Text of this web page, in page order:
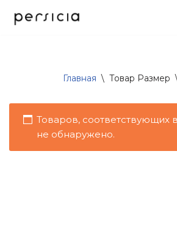
Главная \ Товар Размер \
Товаров, соответствующих
не обнаружено.